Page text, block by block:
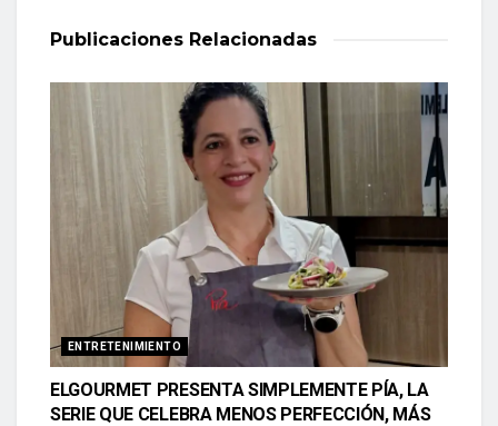
Publicaciones Relacionadas
ENTRETENIMIENTO
ELGOURMET PRESENTA SIMPLEMENTE PÍA, LA
SERIE QUE CELEBRA MENOS PERFECCIÓN, MÁS